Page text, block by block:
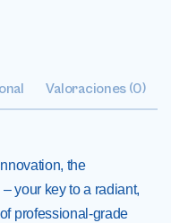
Valoraciones (0)
the
your key to a radiant,
professional-grade